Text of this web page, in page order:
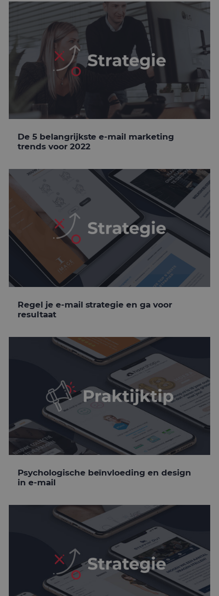
De 5 belangrijkste e-mail marketing
trends voor 2022
Regel je e-mail strategie en ga voor
resultaat
Psychologische beïnvloeding en design
in e-mail